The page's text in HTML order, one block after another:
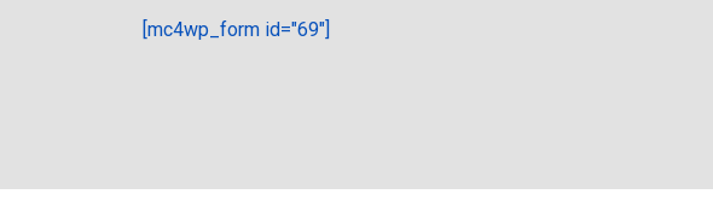
[mc4wp_form id="69"]